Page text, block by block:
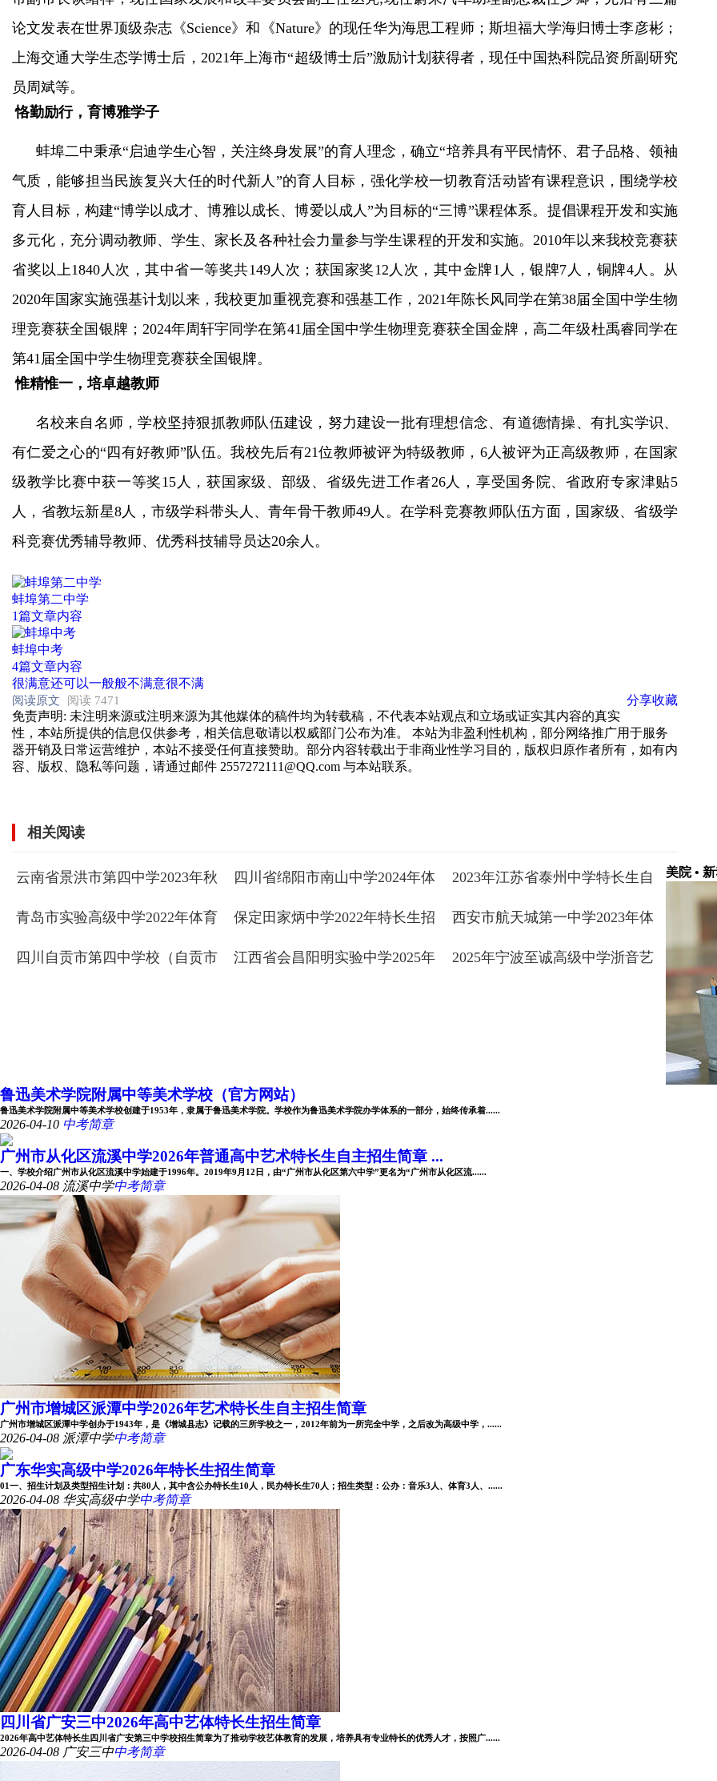
论文发表在世界顶级杂志《Science》和《Nature》的现任华为海思工程师；斯坦福大学海归博士李彦彬；
上海交通大学生态学博士后，2021年上海市“超级博士后”激励计划获得者，现任中国热科院品资所副研究
员周斌等。
恪勤励行，育博雅学子
蚌埠二中秉承“启迪学生心智，关注终身发展”的育人理念，确立“培养具有平民情怀、君子品格、领袖
气质，能够担当民族复兴大任的时代新人”的育人目标，强化学校一切教育活动皆有课程意识，围绕学校
育人目标，构建“博学以成才、博雅以成长、博爱以成人”为目标的“三博”课程体系。提倡课程开发和实施
多元化，充分调动教师、学生、家长及各种社会力量参与学生课程的开发和实施。2010年以来我校竞赛获
省奖以上1840人次，其中省一等奖共149人次；获国家奖12人次，其中金牌1人，银牌7人，铜牌4人。从
2020年国家实施强基计划以来，我校更加重视竞赛和强基工作，2021年陈长风同学在第38届全国中学生物
理竞赛获全国银牌；2024年周轩宇同学在第41届全国中学生物理竞赛获全国金牌，高二年级杜禹睿同学在
第41届全国中学生物理竞赛获全国银牌。
惟精惟一，培卓越教师
名校来自名师，学校坚持狠抓教师队伍建设，努力建设一批有理想信念、有道德情操、有扎实学识、
有仁爱之心的“四有好教师”队伍。我校先后有21位教师被评为特级教师，6人被评为正高级教师，在国家
级教学比赛中获一等奖15人，获国家级、部级、省级先进工作者26人，享受国务院、省政府专家津贴5
人，省教坛新星8人，市级学科带头人、青年骨干教师49人。在学科竞赛教师队伍方面，国家级、省级学
科竞赛优秀辅导教师、优秀科技辅导员达20余人。
蚌埠第二中学
1篇文章内容
蚌埠中考
4篇文章内容
很满意还可以一般般不满意很不满
阅读原文 阅读 7471 收藏
分享
免责声明: 未注明来源或注明来源为其他媒体的稿件均为转载稿，不代表本站观点和立场或证实其内容的真实
性，本站所提供的信息仅供参考，相关信息敬请以权威部门公布为准。 本站为非盈利性机构，部分网络推广用于服务
器开销及日常运营维护，本站不接受任何直接赞助。部分内容转载出于非商业性学习目的，版权归原作者所有，如有内
容、版权、隐私等问题，请通过邮件 2557272111@QQ.com 与本站联系。
相关阅读
云南省景洪市第四中学2023年秋
四川省绵阳市南山中学2024年体
2023年江苏省泰州中学特长生自
青岛市实验高级中学2022年体育
简章 ... ...
保定田家炳中学2022年特长生招
西安市航天城第一中学2023年体
四川自贡市第四中学校（自贡市
江西省会昌阳明实验中学2025年
2025年宁波至诚高级中学浙音艺
美院 •
鲁迅美术学院附属中等美术学校（官方网站）
鲁迅美术学院附属中等美术学校创建于1953年，隶属于鲁迅美术学院。学校作为鲁迅美术学院办学体系的一部分，始终传承着......
2026-04-10 中考简章
广州市从化区流溪中学2026年普通高中艺术特长生自主招生简章 ...
一、学校介绍广州市从化区流溪中学始建于1996年。2019年9月12日，由“广州市从化区第六中学”更名为“广州市从化区流......
2026-04-08 流溪中学中考简章
广州市增城区派潭中学2026年艺术特长生自主招生简章
广州市增城区派潭中学创办于1943年，是《增城县志》记载的三所学校之一，2012年前为一所完全中学，之后改为高级中学，......
2026-04-08 派潭中学中考简章
广东华实高级中学2026年特长生招生简章
01一、招生计划及类型招生计划：共80人，其中含公办特长生10人，民办特长生70人；招生类型：公办：音乐3人、体育3人、......
2026-04-08 华实高级中学中考简章
四川省广安三中2026年高中艺体特长生招生简章
2026年高中艺体特长生四川省广安第三中学校招生简章为了推动学校艺体教育的发展，培养具有专业特长的优秀人才，按照广......
2026-04-08 广安三中中考简章